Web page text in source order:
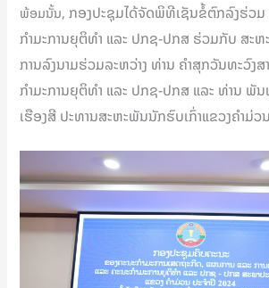
ພ້ອມນັ້ນ,ກອງປະຊຸມໄດ້ຈັດພິທີເຊັນຂໍ້ຕົກລົງຮ່ວມ
ກຳມະການຍຸຕິທຳ ແລະ ປກຊ-ປກສ ຮ່ວມກັບ ສະຫ
ການລົງນາມຮ່ວມລະຫວ່າງ ທ່ານ ຄຳສຸກວັນທະວົງສ
ກຳມະການຍຸຕິທຳ ແລະ ປກຊ-ປກສ ແລະ ທ່ານ ພັ
ເຮືອງສີ ປະທານສະຫະພັນນັກຮົບເກົ່າແຂວງຄຳມ່ວ